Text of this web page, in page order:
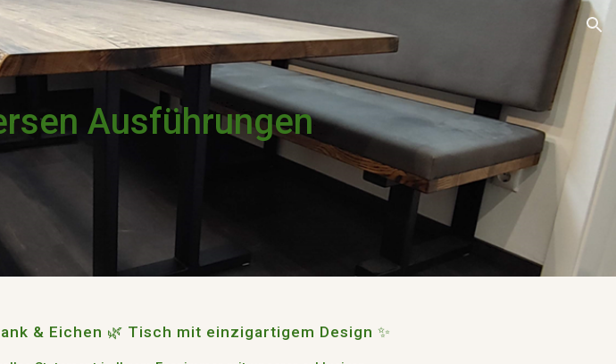
Skip to navigation
Ausführungen
& Eichen 🌿 Tisch mit einzigartigem Design ✨